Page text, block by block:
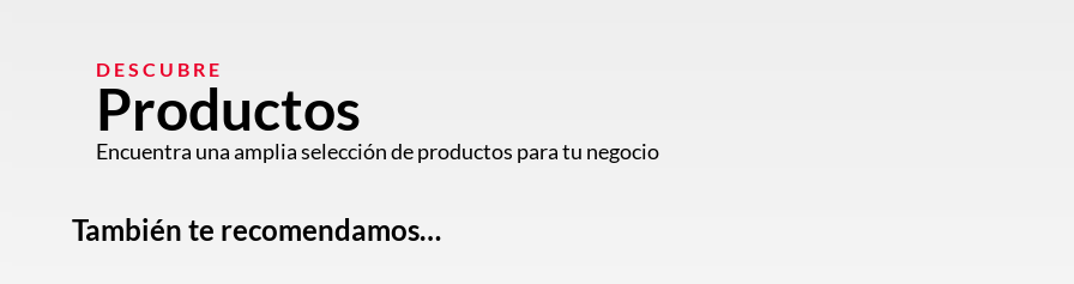
DESCUBRE
Productos
Encuentra una amplia selección de productos para tu negocio
También te recomendamos…